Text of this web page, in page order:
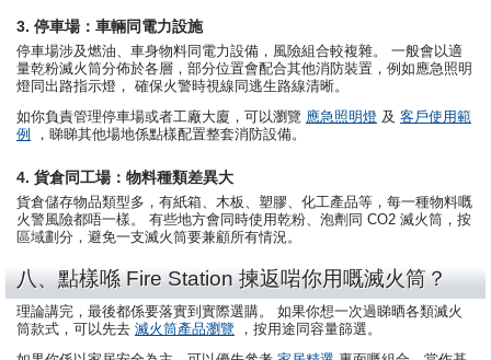
3. 停車場：車輛同電力設施
停車場涉及燃油、車身物料同電力設備，風險組合較複雜。 一般會以適
量乾粉滅火筒分佈於各層，部分位置會配合其他消防裝置，例如應急照明
燈同出路指示燈， 確保火警時視線同逃生路線清晰。
如你負責管理停車場或者工廠大廈，可以瀏覽 應急照明燈 及 客戶使用範
例
，睇睇其他場地係點樣配置整套消防設備。
4. 貨倉同工場：物料種類差異大
貨倉儲存物品類型多，有紙箱、木板、塑膠、化工產品等，每一種物料嘅
火警風險都唔一樣。 有些地方會同時使用乾粉、泡劑同 CO2 滅火筒，按
區域劃分，避免一支滅火筒要兼顧所有情況。
八、點樣喺 Fire Station 揀返啱你用嘅滅火筒？
理論講完，最後都係要落實到實際選購。 如果你想一次過睇晒各類滅火
筒款式，可以先去 滅火筒產品瀏覽 ，按用途同容量篩選。